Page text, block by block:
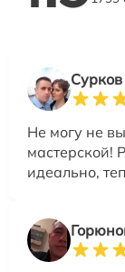
Не могу не
мастерской!
идеально,